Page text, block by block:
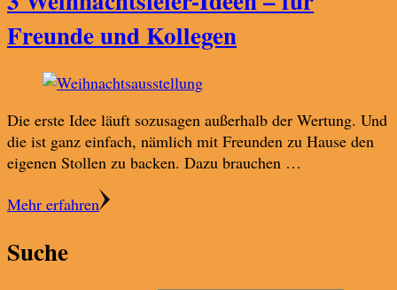
Freunde und Kollegen
Die erste Idee läuft sozusagen außerhalb der Wertung. Und
die ist ganz einfach, nämlich mit Freunden zu Hause den
eigenen Stollen zu backen. Dazu brauchen …
Mehr erfahren
Suche